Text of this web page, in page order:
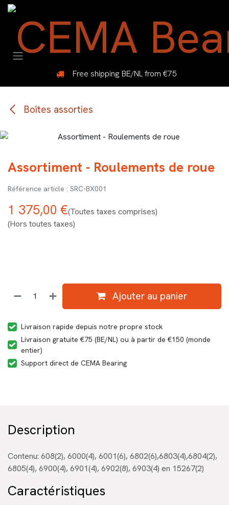
Se rendre au contenu
Free shipping BE/NL from €75
Boîtes assorties
Assortiment - Roulements de roue
SRC-BX001
1 375,00 €(Toutes taxes comprises)
(Hors toutes taxes)
Ajouter au panier
Livraison rapide depuis notre propre stock
Livraison gratuite €75 (BE/NL) ou à partir de €150 (monde
entier)
Support direct de CEMA Bearing
Description
Contenu: 608(2), 6000(4), 6001(6), 6802(6),6803(4),6804(2),
6805(4), 6900(4), 6901(4), 6902(8), 6903(4) en 15267(2)
Caractéristiques